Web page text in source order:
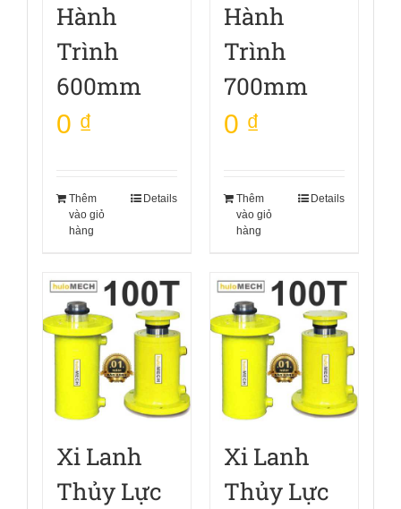
Hành
Trình
600mm
0 ₫
Thêm
vào giỏ
hàng
Details
Hành
Trình
700mm
0 ₫
Thêm
vào giỏ
hàng
Details
Xi Lanh
Thủy Lực
Xi Lanh
Thủy Lực